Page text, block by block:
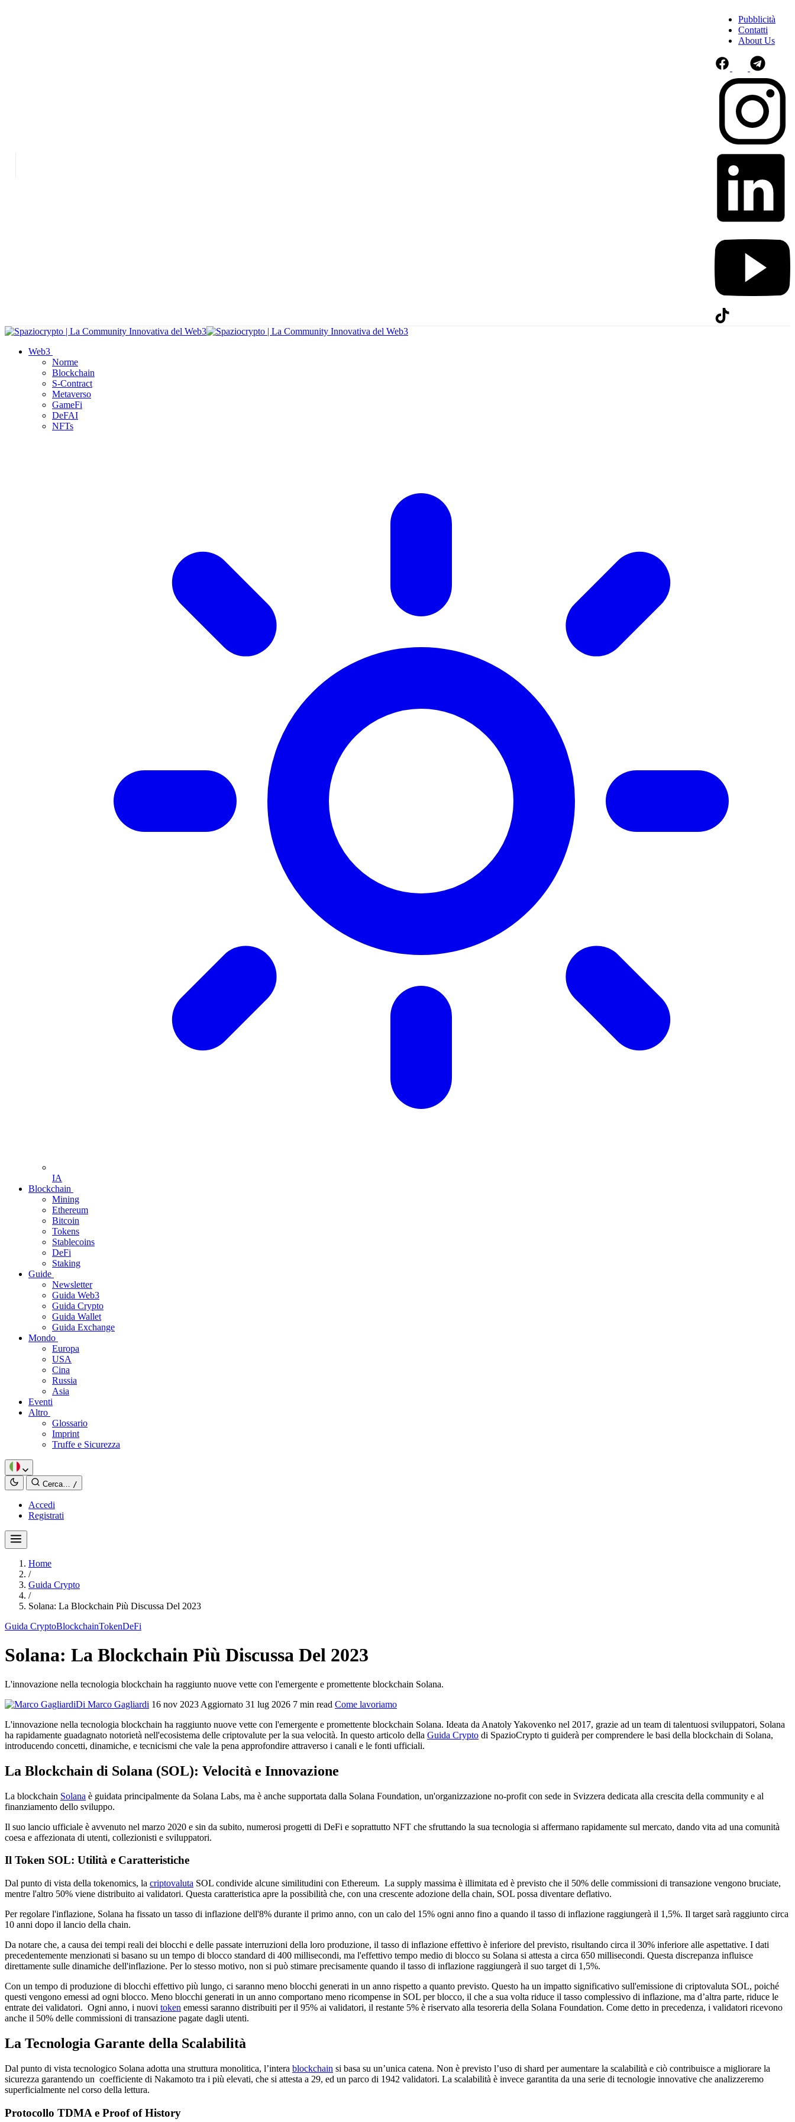
Pubblicità
Contatti
About Us
Web3
Norme
Blockchain
S-Contract
Metaverso
GameFi
DeFAI
NFTs
IA
Blockchain
Mining
Ethereum
Bitcoin
Tokens
Stablecoins
DeFi
Staking
Guide
Newsletter
Guida Web3
Guida Crypto
Guida Wallet
Guida Exchange
Mondo
Europa
USA
Cina
Russia
Asia
Eventi
Altro
Glossario
Imprint
Truffe e Sicurezza
Cerca… /
Accedi
Registrati
Home
/
Guida Crypto
/
Solana: La Blockchain Più Discussa Del 2023
Guida CryptoBlockchainTokenDeFi
Solana: La Blockchain Più Discussa Del 2023
L'innovazione nella tecnologia blockchain ha raggiunto nuove vette con l'emergente e promettente blockchain Solana.
Di Marco Gagliardi 16 nov 2023 Aggiornato 31 lug 2026 7 min read Come lavoriamo
L'innovazione nella tecnologia blockchain ha raggiunto nuove vette con l'emergente e promettente blockchain Solana. Ideata da Anatoly Yakovenko nel 2017, grazie ad un team di talentuosi sviluppatori, Solana
ha rapidamente guadagnato notorietà nell'ecosistema delle criptovalute per la sua velocità. In questo articolo della Guida Crypto di SpazioCrypto ti guiderà per comprendere le basi della blockchain di Solana,
introducendo concetti, dinamiche, e tecnicismi che vale la pena approfondire attraverso i canali e le fonti ufficiali.
La Blockchain di Solana (SOL): Velocità e Innovazione
La blockchain Solana è guidata principalmente da Solana Labs, ma è anche supportata dalla Solana Foundation, un'organizzazione no-profit con sede in Svizzera dedicata alla crescita della community e al
finanziamento dello sviluppo.
Il suo lancio ufficiale è avvenuto nel marzo 2020 e sin da subito, numerosi progetti di DeFi e soprattutto NFT che sfruttando la sua tecnologia si affermano rapidamente sul mercato, dando vita ad una comunità
coesa e affezionata di utenti, collezionisti e sviluppatori.
Il Token SOL: Utilità e Caratteristiche
Dal punto di vista della tokenomics, la criptovaluta SOL condivide alcune similitudini con Ethereum. La supply massima è illimitata ed è previsto che il 50% delle commissioni di transazione vengono bruciate,
mentre l'altro 50% viene distribuito ai validatori. Questa caratteristica apre la possibilità che, con una crescente adozione della chain, SOL possa diventare deflativo.
Per regolare l'inflazione, Solana ha fissato un tasso di inflazione dell'8% durante il primo anno, con un calo del 15% ogni anno fino a quando il tasso di inflazione raggiungerà il 1,5%. Il target sarà raggiunto circa
10 anni dopo il lancio della chain.
Da notare che, a causa dei tempi reali dei blocchi e delle passate interruzioni della loro produzione, il tasso di inflazione effettivo è inferiore del previsto, risultando circa il 30% inferiore alle aspettative. I dati
precedentemente menzionati si basano su un tempo di blocco standard di 400 millisecondi, ma l'effettivo tempo medio di blocco su Solana si attesta a circa 650 millisecondi. Questa discrepanza influisce
direttamente sulle dinamiche dell'inflazione. Per lo stesso motivo, non si può stimare precisamente quando il tasso di inflazione raggiungerà il suo target di 1,5%.
Con un tempo di produzione di blocchi effettivo più lungo, ci saranno meno blocchi generati in un anno rispetto a quanto previsto. Questo ha un impatto significativo sull'emissione di criptovaluta SOL, poiché
questi vengono emessi ad ogni blocco. Meno blocchi generati in un anno comportano meno ricompense in SOL per blocco, il che a sua volta riduce il tasso complessivo di inflazione, ma d’altra parte, riduce le
entrate dei validatori. Ogni anno, i nuovi token emessi saranno distribuiti per il 95% ai validatori, il restante 5% è riservato alla tesoreria della Solana Foundation. Come detto in precedenza, i validatori ricevono
anche il 50% delle commissioni di transazione pagate dagli utenti.
La Tecnologia Garante della Scalabilità
Dal punto di vista tecnologico Solana adotta una struttura monolitica, l’intera blockchain si basa su un’unica catena. Non è previsto l’uso di shard per aumentare la scalabilità e ciò contribuisce a migliorare la
sicurezza garantendo un coefficiente di Nakamoto tra i più elevati, che si attesta a 29, ed un parco di 1942 validatori. La scalabilità è invece garantita da una serie di tecnologie innovative che analizzeremo
superficialmente nel corso della lettura.
Protocollo TDMA e Proof of History